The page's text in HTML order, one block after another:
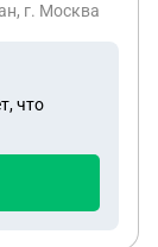
откажусь
г. Москва
что